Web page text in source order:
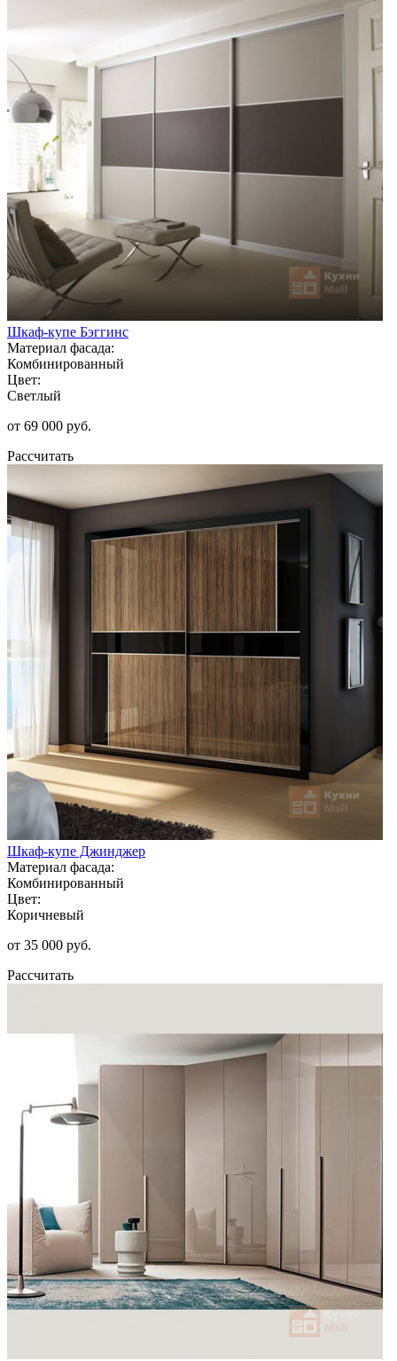
Шкаф-купе Бэггинс
Материал фасада:
Комбинированный
Цвет:
Светлый
от 69 000 руб.
Рассчитать
Шкаф-купе Джинджер
Материал фасада:
Комбинированный
Цвет:
Коричневый
от 35 000 руб.
Рассчитать